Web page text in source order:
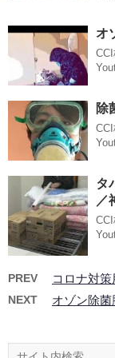
オ
除
タ
／
PREV コロナ対
NEXT オゾン除